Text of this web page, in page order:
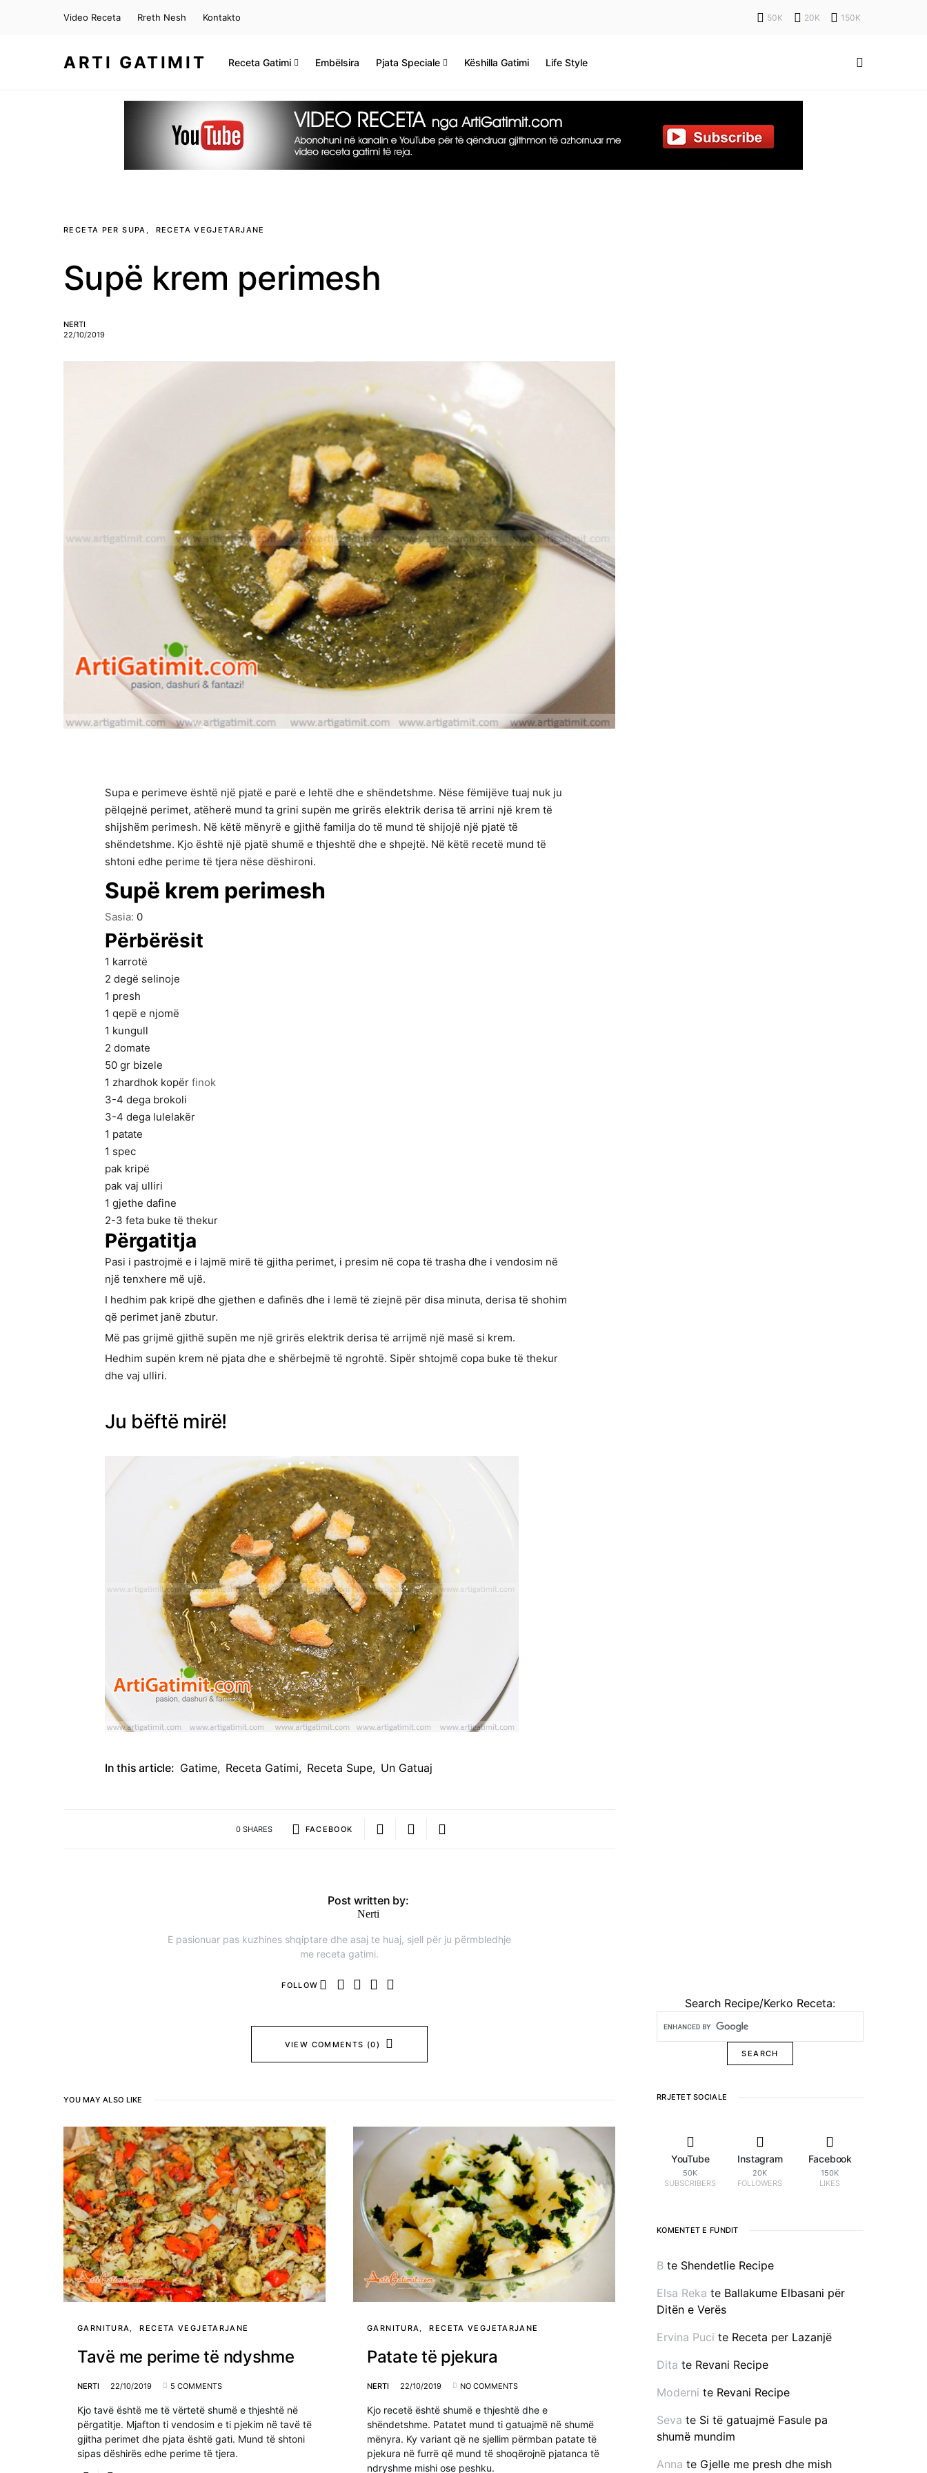
Video Receta Rreth Nesh Kontakto 50K 20K 150K
ARTI GATIMIT Receta Gatimi Embëlsira Pjata Speciale Këshilla Gatimi Life Style
RECETA PER SUPA RECETA VEGJETARJANE
Supë krem perimesh
NERTI
22/10/2019
Supa e perimeve është një pjatë e parë e lehtë dhe e shëndetshme. Nëse fëmijëve tuaj nuk ju
pëlqejnë perimet, atëherë mund ta grini supën me grirës elektrik derisa të arrini një krem të
shijshëm perimesh. Në këtë mënyrë e gjithë familja do të mund të shijojë një pjatë të
shëndetshme. Kjo është një pjatë shumë e thjeshtë dhe e shpejtë. Në këtë recetë mund të
shtoni edhe perime të tjera nëse dëshironi.
Supë krem perimesh
Sasia: 0
Përbërësit
1 karrotë
2 degë selinoje
1 presh
1 qepë e njomë
1 kungull
2 domate
50 gr bizele
1 zhardhok kopër finok
3-4 dega brokoli
3-4 dega lulelakër
1 patate
1 spec
pak kripë
pak vaj ulliri
1 gjethe dafine
2-3 feta buke të thekur
Përgatitja
Pasi i pastrojmë e i lajmë mirë të gjitha perimet, i presim në copa të trasha dhe i vendosim në
një tenxhere më ujë.
I hedhim pak kripë dhe gjethen e dafinës dhe i lemë të ziejnë për disa minuta, derisa të shohim
që perimet janë zbutur.
Më pas grijmë gjithë supën me një grirës elektrik derisa të arrijmë një masë si krem.
Hedhim supën krem në pjata dhe e shërbejmë të ngrohtë. Sipër shtojmë copa buke të thekur
dhe vaj ulliri.
Ju bëftë mirë!
In this article: Gatime, Receta Gatimi, Receta Supe, Un Gatuaj
0 SHARES FACEBOOK
Post written by:
Nerti
E pasionuar pas kuzhines shqiptare dhe asaj te huaj, sjell për ju përmbledhje
me receta gatimi.
FOLLOW
VIEW COMMENTS (0)
YOU MAY ALSO LIKE
GARNITURA RECETA VEGJETARJANE
Tavë me perime të ndyshme
NERTI 22/10/2019 5 COMMENTS
Kjo tavë është me të vërtetë shumë e thjeshtë në
përgatitje. Mjafton ti vendosim e ti pjekim në tavë të
gjitha perimet dhe pjata është gati. Mund të shtoni
sipas dëshirës edhe perime të tjera.
GARNITURA RECETA VEGJETARJANE
Patate të pjekura
NERTI 22/10/2019 NO COMMENTS
Kjo recetë është shumë e thjeshtë dhe e
shëndetshme. Patatet mund ti gatuajmë në shumë
mënyra. Ky variant që ne sjellim përmban patate të
pjekura në furrë që mund të shoqërojnë pjatanca të
ndryshme mishi ose peshku.
Search Recipe/Kerko Receta:
RRJETET SOCIALE
YouTube
50K
SUBSCRIBERS
Instagram
20K
FOLLOWERS
Facebook
150K
LIKES
KOMENTET E FUNDIT
B te Shendetlie Recipe
Elsa Reka te Ballakume Elbasani për
Ditën e Verës
Ervina Puci te Receta per Lazanjë
Dita te Revani Recipe
Moderni te Revani Recipe
Seva te Si të gatuajmë Fasule pa
shumë mundim
Anna te Gjelle me presh dhe mish